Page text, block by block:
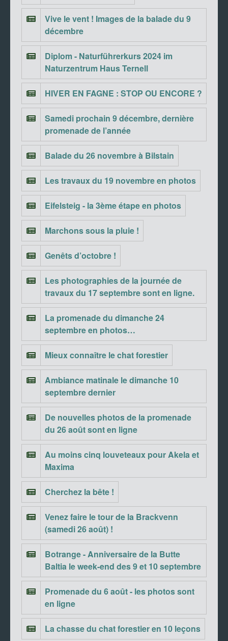
Vive le vent ! Images de la balade du 9
décembre
Diplom - Naturführerkurs 2024 im
Naturzentrum Haus Ternell
HIVER EN FAGNE : STOP OU ENCORE ?
Samedi prochain 9 décembre, dernière
promenade de l’année
Balade du 26 novembre à Bilstain
Les travaux du 19 novembre en photos
Eifelsteig - la 3ème étape en photos
Marchons sous la pluie !
Genêts d’octobre !
Les photographies de la journée de
travaux du 17 septembre sont en ligne.
La promenade du dimanche 24
septembre en photos…
Mieux connaître le chat forestier
Ambiance matinale le dimanche 10
septembre dernier
De nouvelles photos de la promenade
du 26 août sont en ligne
Au moins cinq louveteaux pour Akela et
Maxima
Cherchez la bête !
Venez faire le tour de la Brackvenn
(samedi 26 août) !
Botrange - Anniversaire de la Butte
Baltia le week-end des 9 et 10 septembre
Promenade du 6 août - les photos sont
en ligne
La chasse du chat forestier en 10 leçons